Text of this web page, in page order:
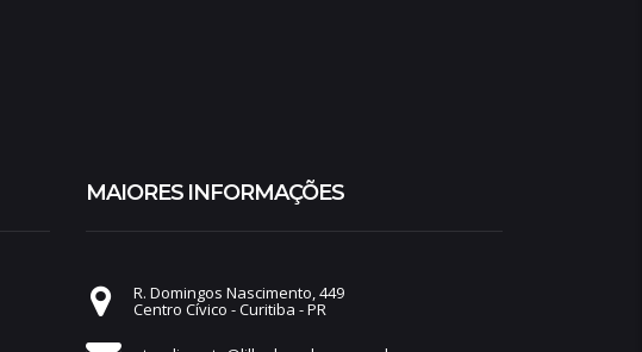
MAIORES INFORMAÇÕES
R. Domingos Nascimento, 449
Centro Cívico - Curitiba - PR